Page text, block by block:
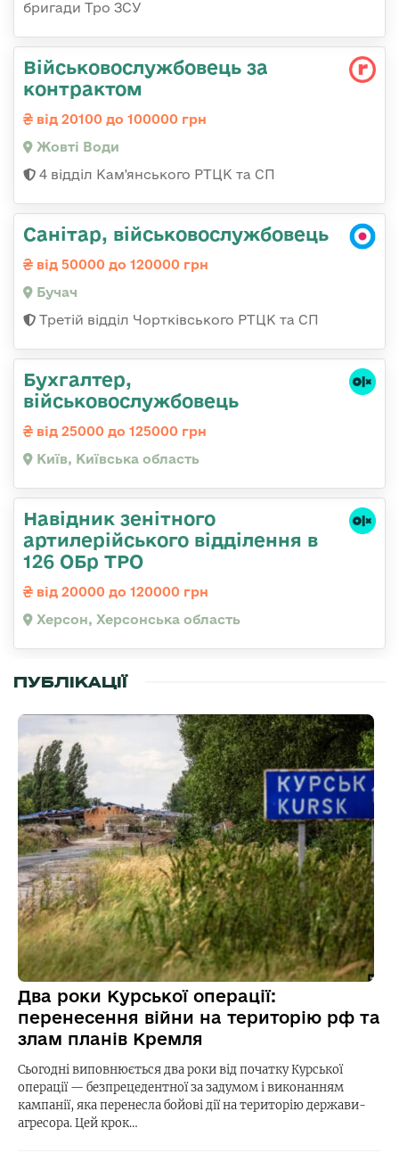
бригади Тро ЗСУ
Військовослужбовець за
контрактом
від 20100 до 100000 грн
Жовті Води
4 відділ Кам'янського РТЦК та СП
Санітар, військовослужбовець
від 50000 до 120000 грн
Бучач
Третій відділ Чортківського РТЦК та СП
Бухгалтер,
військовослужбовець
від 25000 до 125000 грн
Київ, Київська область
Навідник зенітного
артилерійського відділення в
126 ОБр ТРО
від 20000 до 120000 грн
Херсон, Херсонська область
ПУБЛІКАЦІЇ
Два роки Курської операції:
перенесення війни на територію рф та
злам планів Кремля
Сьогодні виповнюється два роки від початку Курської
операції — безпрецедентної за задумом і виконанням
кампанії, яка перенесла бойові дії на територію держави-
агресора. Цей крок…